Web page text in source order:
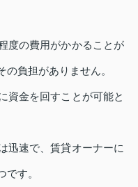
度の費用がかかることが
負担がありません。
資金を回すことが可能と
迅速で、賃貸オーナーに
す。